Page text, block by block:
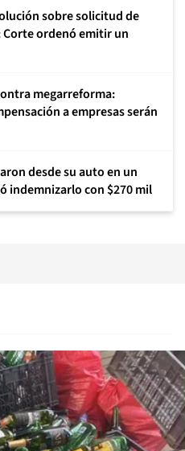
sobre solicitud de
Corte ordenó emitir un
megarreforma:
a empresas serán
desde su auto en un
indemnizarlo con $270 mil